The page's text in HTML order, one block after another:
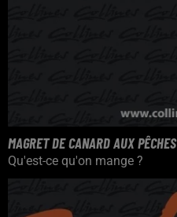
MAGRET DE CANARD AUX PÊCHES
Qu'est-ce qu'on mange ?